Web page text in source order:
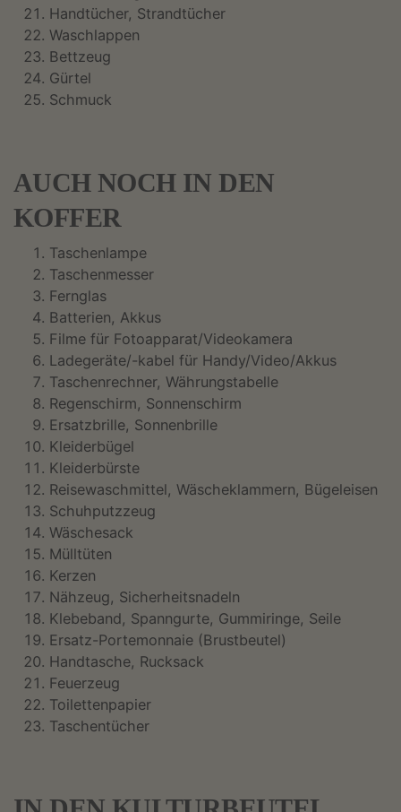
Handtücher, Strandtücher
Waschlappen
Bettzeug
Gürtel
Schmuck
AUCH NOCH IN DEN
KOFFER
Taschenlampe
Taschenmesser
Fernglas
Batterien, Akkus
Filme für Fotoapparat/Videokamera
Ladegeräte/-kabel für Handy/Video/Akkus
Taschenrechner, Währungstabelle
Regenschirm, Sonnenschirm
Ersatzbrille, Sonnenbrille
Kleiderbügel
Kleiderbürste
Reisewaschmittel, Wäscheklammern, Bügeleisen
Schuhputzzeug
Wäschesack
Mülltüten
Kerzen
Nähzeug, Sicherheitsnadeln
Klebeband, Spanngurte, Gummiringe, Seile
Ersatz-Portemonnaie (Brustbeutel)
Handtasche, Rucksack
Feuerzeug
Toilettenpapier
Taschentücher